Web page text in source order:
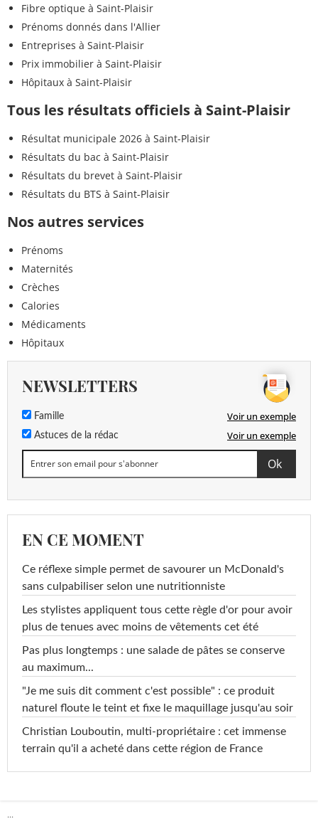
Fibre optique à Saint-Plaisir
Prénoms donnés dans l'Allier
Entreprises à Saint-Plaisir
Prix immobilier à Saint-Plaisir
Hôpitaux à Saint-Plaisir
Tous les résultats officiels à Saint-Plaisir
Résultat municipale 2026 à Saint-Plaisir
Résultats du bac à Saint-Plaisir
Résultats du brevet à Saint-Plaisir
Résultats du BTS à Saint-Plaisir
Nos autres services
Prénoms
Maternités
Crèches
Calories
Médicaments
Hôpitaux
NEWSLETTERS
Famille Voir un exemple
Astuces de la rédac Voir un exemple
EN CE MOMENT
Ce réflexe simple permet de savourer un McDonald's
sans culpabiliser selon une nutritionniste
Les stylistes appliquent tous cette règle d'or pour avoir
plus de tenues avec moins de vêtements cet été
Pas plus longtemps : une salade de pâtes se conserve
au maximum...
"Je me suis dit comment c'est possible" : ce produit
naturel floute le teint et fixe le maquillage jusqu'au soir
Christian Louboutin, multi-propriétaire : cet immense
terrain qu'il a acheté dans cette région de France
...